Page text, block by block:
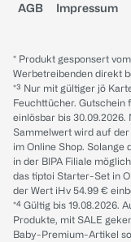
AGB Impressum
* Produkt gesponsert
Werbetreibenden direkt
*³ Nur mit gültiger jö
Feuchttücher. Gutschein
einlösbar bis
Sammelwert wird auf
im Online Shop.
in der BIPA Filiale
das tiptoi Starter-Set in
der Wert iHv 54.99 €
*⁴ Gültig bis 19.08.2026.
Produkte, mit SALE
Baby-Premium-Artikel